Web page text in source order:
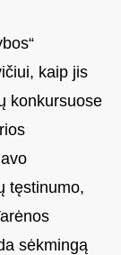
kaip jis
konkursuose
tęstinumo,
sėkmingą